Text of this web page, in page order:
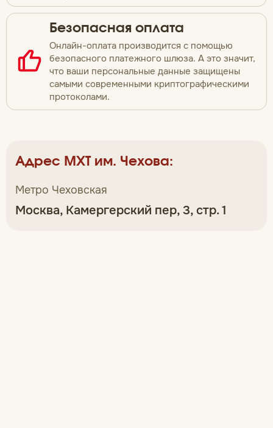
Безопасная оплата
Онлайн-оплата производится с помощью
безопасного платежного шлюза. А это значит,
что ваши персональные данные защищены
самыми современными криптографическими
протоколами.
Адрес МХТ им. Чехова:
Метро Чеховская
Москва, Камергерский пер, 3, стр. 1